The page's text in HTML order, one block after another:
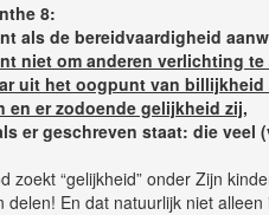
8:
als de bereidvaardigheid
niet om anderen verlichting
uit het oogpunt van
en er zodoende gelijkheid zij,
er geschreven staat: die veel
zoekt “gelijkheid” onder Zijn
delen! En dat natuurlijk niet